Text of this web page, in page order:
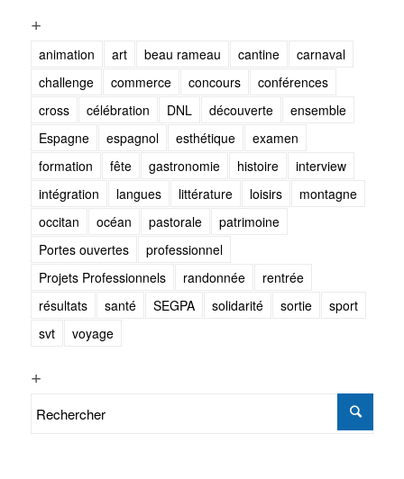
+
animation art beau rameau cantine
carnaval
challenge
commerce concours
conférences
cross
célébration DNL découverte
ensemble
Espagne
espagnol esthétique
examen
formation
fête gastronomie histoire
interview
intégration
langues littérature loisirs
montagne
occitan
océan pastorale
patrimoine
Portes ouvertes
professionnel
Projets Professionnels
randonnée
rentrée
résultats
santé SEGPA solidarité sortie
sport
svt
voyage
+